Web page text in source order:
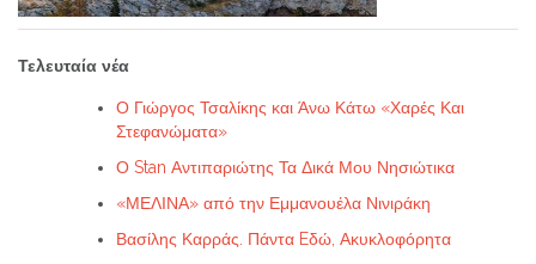
Τελευταία νέα
Ο Γιώργος Τσαλίκης και Άνω Κάτω «Χαρές Και
Στεφανώματα»
Ο Stan Αντιπαριώτης Τα Δικά Μου Νησιώτικα
«ΜΕΛΙΝΑ» από την Εμμανουέλα Νινιράκη
Βασίλης Καρράς. Πάντα Eδώ, Ακυκλοφόρητα